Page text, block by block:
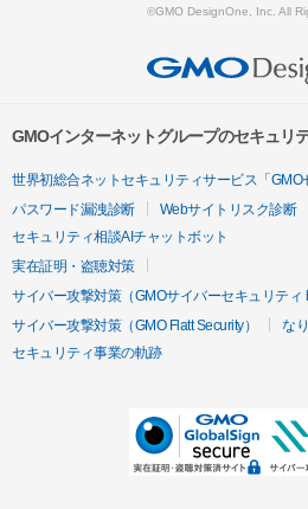
©GMO DesignOne, Inc. All
GMOインターネットグループのセキュリ
世界初総合ネットセキュリティサービス「GMO
パスワード漏洩診断
Webサイトリスク診断
セキュリティ相談AIチャットボット
実在証明・盗聴対策
サイバー攻撃対策（GMOサイバーセキュリティ
サイバー攻撃対策（GMO Flatt Security）
な
セキュリティ事業の軌跡